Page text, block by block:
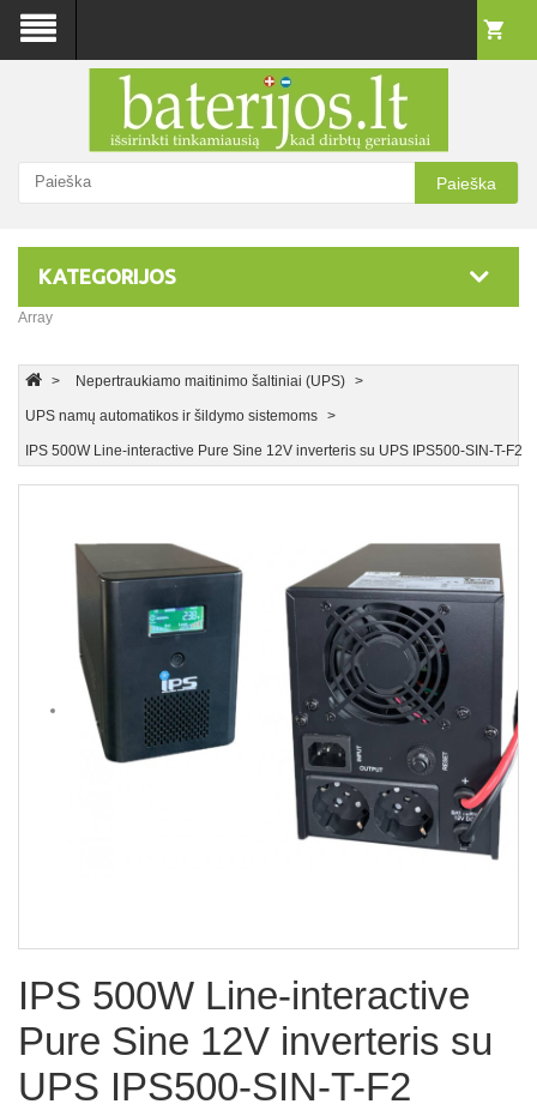
Paieška
KATEGORIJOS
Array
Nepertraukiamo maitinimo šaltiniai (UPS)
UPS namų automatikos ir šildymo sistemoms
IPS 500W Line-interactive Pure Sine 12V inverteris su UPS IPS500-SIN-T-F2
IPS 500W Line-interactive
Pure Sine 12V inverteris su
UPS IPS500-SIN-T-F2